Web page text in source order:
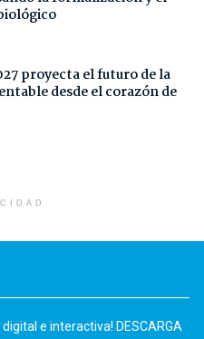
proyecta el futuro de la
desde el corazón de
e interactiva! DESCARGA